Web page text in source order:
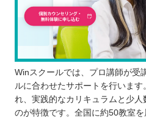
Winスクールでは、プロ講師が受
ルに合わせたサポートを行いま
れ、実践的なカリキュラムと少
のが特徴です。全国に約50教室